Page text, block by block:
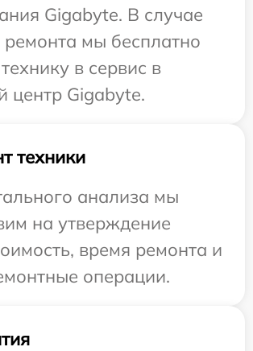
Gigabyte. В случае
мы бесплатно
в сервис в
центр Gigabyte.
техники
анализа мы
на утверждение
время ремонта и
операции.